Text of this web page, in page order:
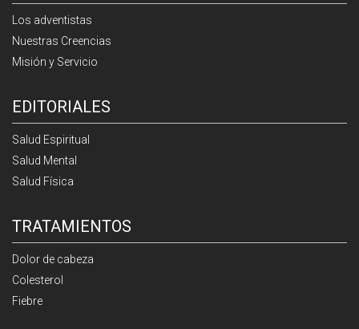
Los adventistas
Nuestras Creencias
Misión y Servicio
EDITORIALES
Salud Espiritual
Salud Mental
Salud Física
TRATAMIENTOS
Dolor de cabeza
Colesterol
Fiebre